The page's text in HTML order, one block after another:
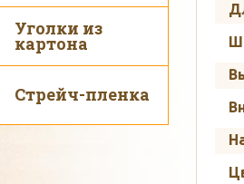
Уголки из
картона
Стрейч-пленка